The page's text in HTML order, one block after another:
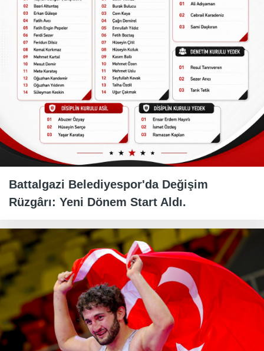
Battalgazi Belediyespor'da Değişim
Rüzgârı: Yeni Dönem Start Aldı.